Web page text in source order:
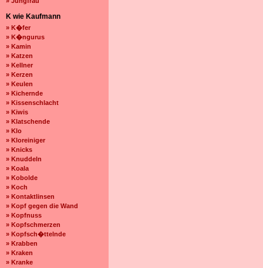
K wie Kaufmann
» K�fer
» K�ngurus
» Kamin
» Katzen
» Kellner
» Kerzen
» Keulen
» Kichernde
» Kissenschlacht
» Kiwis
» Klatschende
» Klo
» Kloreiniger
» Knicks
» Knuddeln
» Koala
» Kobolde
» Koch
» Kontaktlinsen
» Kopf gegen die Wand
» Kopfnuss
» Kopfschmerzen
» Kopfsch�ttelnde
» Krabben
» Kraken
» Kranke